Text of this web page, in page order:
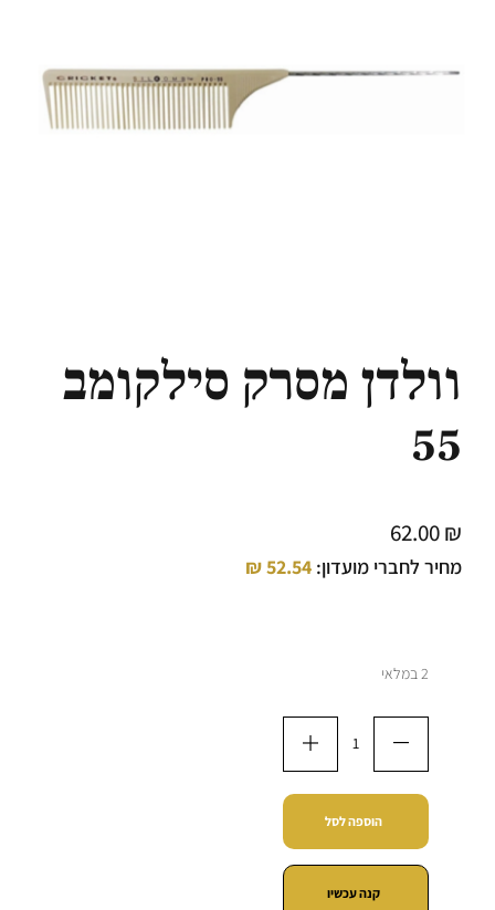
וולדן מסרק סילקומב
55
62.00₪
מחיר לחברי מועדון: 52.54
₪
2 במלאי
הוספה לסל
קנה עכשיו